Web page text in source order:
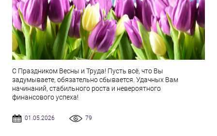
С Праздником Весны и Труда! Пусть всё, что Вы
задумываете, обязательно сбывается. Удачных Вам
начинаний, стабильного роста и невероятного
финансового успеха!
01.05.2026 79